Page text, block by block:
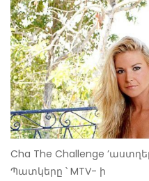
Cha The Challenge
Պատկերը ՝ MTV- ի